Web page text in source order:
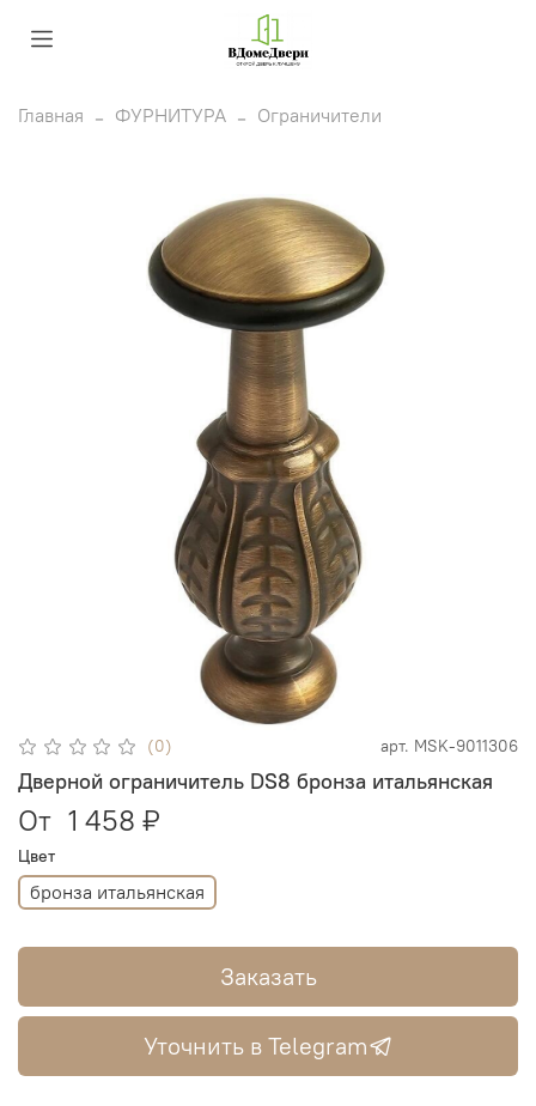
Главная ФУРНИТУРА Ограничители
(0) арт. MSK-9011306
Дверной ограничитель DS8 бронза итальянская
От 1 458 ₽
Цвет
бронза итальянская
Заказать
Уточнить в Telegram